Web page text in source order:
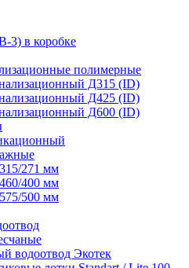
в коробке
полимерные
Д315 (ID)
Д425 (ID)
Д600 (ID)
271 мм
400 мм
500 мм
водоотвод Экотек